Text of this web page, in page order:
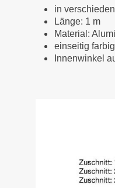
in
Länge: 1 m
Material:
einseitig
Innenwinkel